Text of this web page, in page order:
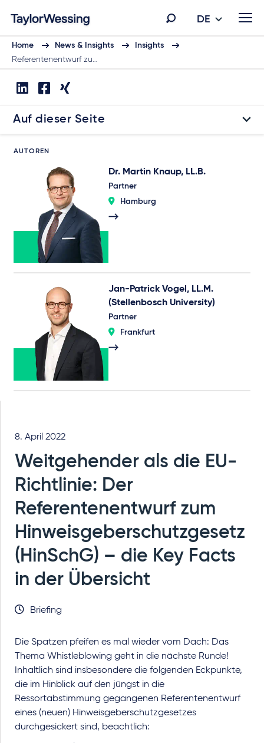
DE
Home News & Insights
Insights
Referentenentwurf zu…
Auf dieser Seite
AUTOREN
Dr. Martin Knaup, LL.B.
Partner
Hamburg
Jan-Patrick Vogel, LL.M.
(Stellenbosch University)
Partner
Frankfurt
8. April 2022
Weitgehender als die EU-
Richtlinie: Der
Referentenentwurf zum
Hinweisgeberschutzgesetz
(HinSchG) – die Key Facts
in der Übersicht
Briefing
Die Spatzen pfeifen es mal wieder vom Dach: Das
Thema Whistleblowing geht in die nächste Runde!
Inhaltlich sind insbesondere die folgenden Eckpunkte,
die im Hinblick auf den jüngst in die
Ressortabstimmung gegangenen Referentenentwurf
eines (neuen) Hinweisgeberschutzgesetzes
durchgesickert sind, beachtlich: